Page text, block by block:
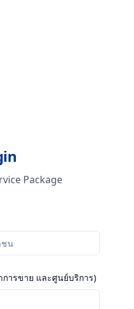
Package
ารขาย และศูนย์บริการ)